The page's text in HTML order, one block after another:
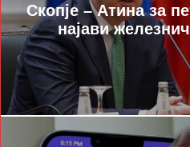
Скопје – Атина за
најави